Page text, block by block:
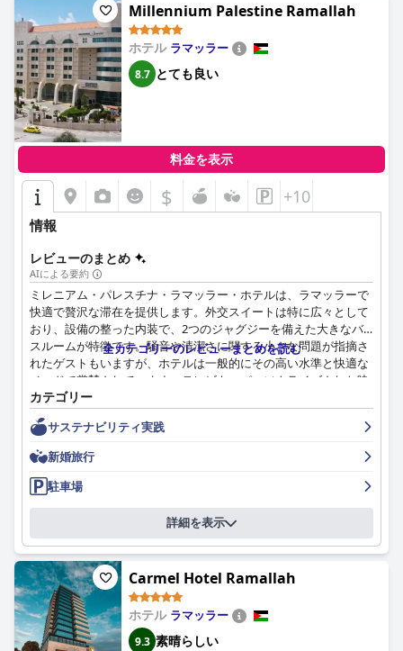
Millennium Palestine Ramallah
ホテル ラマッラー
8.7 とても良い
料金を表示
$ +10
情報
レビューのまとめ
AIによる要約
ミレニアム・パレスチナ・ラマッラー・ホテルは、ラマッラーで
快適で贅沢な滞在を提供します。外交スイートは特に広々として
おり、設備の整った内装で、2つのジャグジーを備えた大きなバ
スルームが特徴です。騒音や清潔さに関する小さな問題が指摘さ
れたゲストもいますが、ホテルは一般的にその高い水準と快適な
ベッドで賞賛されています。テレビも、パーソナライズされた映
画のセレクションを含む幅広いオプションを提供しています。ホ
テルの清潔さについては賛否両論があり、プールや廊下などの共
用エリアの更新が必要だと指摘するゲストもいます。しかし、多
くのゲストはホテル全体が清潔で居心地が良いと感じています。
スタッフはホテルのハイライトであり、多くのゲストが彼らの温
かく親切な態度に注目しています。ロケーションも、その地域で
の特定の旅行プランを持っている人にとっては便利です。価格設
定と価値に問題があったゲストもいますが、ほとんどの場合、優
れたサービスがそれを補ってくれました。全体として、ミレニア
ム・パレスチナ・ラマッラーは、ラマッラーでポジティブで快適
な滞在を提供します。
全カテゴリーのレビューまとめを読む
カテゴリー
サステナビリティ実践
新婚旅行
駐車場
詳細を表示
Carmel Hotel Ramallah
ホテル ラマッラー
9.3 素晴らしい